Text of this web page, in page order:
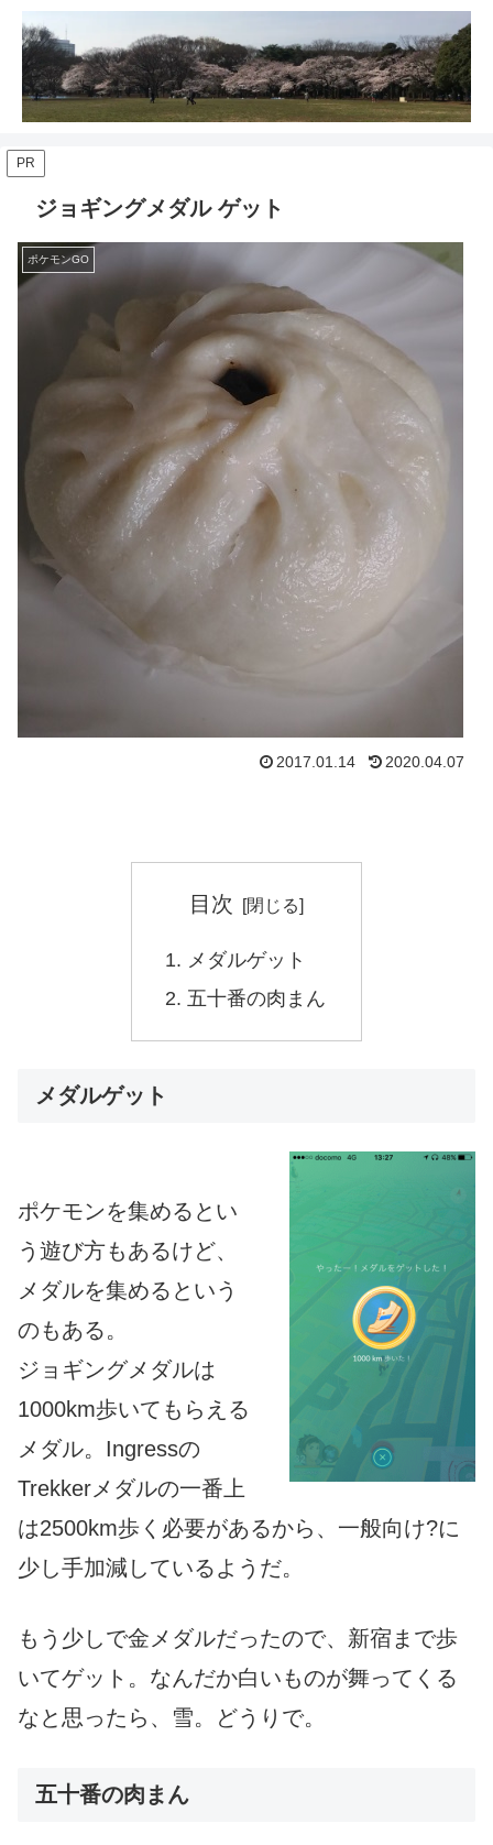
PR
ジョギングメダル ゲット
ポケモンGO
2017.01.14 2020.04.07
目次
メダルゲット
五十番の肉まん
メダルゲット
ポケモンを集めるとい
う遊び方もあるけど、
メダルを集めるという
のもある。
ジョギングメダルは
1000km歩いてもらえる
メダル。Ingressの
Trekkerメダルの一番上
は2500km歩く必要があるから、一般向け?に
少し手加減しているようだ。
もう少しで金メダルだったので、新宿まで歩
いてゲット。なんだか白いものが舞ってくる
なと思ったら、雪。どうりで。
五十番の肉まん